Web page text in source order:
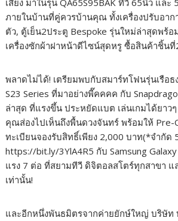
ภายในบ้านที่คู่ควรบ้านคุณ ทั้งเครื่องปรับอา
ตัว, ตู้เย็น2ประตู Bespoke รุ่นใหม่ล่าสุดพร้
เครื่องซักผ้าฝาหน้าดีไซน์สุดหรู ซื้อสินค้าชิ้นที่
พลาดไม่ได้! เตรียมพบกับสมาร์ทโฟนรุ่นเรือธ
S23 Series ที่มาอย่างพี๊คคคค กับ
ล่าสุด ที่แรงขึ้น ประหยัดแบต เล่นเกมได้ยาว
คุณส่องไปเห็นถึงพื้นดวงจันทร์ พร้อมให้ Pre-
ทะเบียนจองรับสิทธิ์เพียง 2,000 บาท(*จำกัด
https://bit.ly/3YlA4R5 กับ Samsung
แรง 7 ต่อ ที่สยามทีวี ดิจิตอลสโตร์ทุกสาขา
เท่านั้น!
และอีกหนึ่งพันธมิตรจากค่ายยักษ์ใหญ่ บริษัท